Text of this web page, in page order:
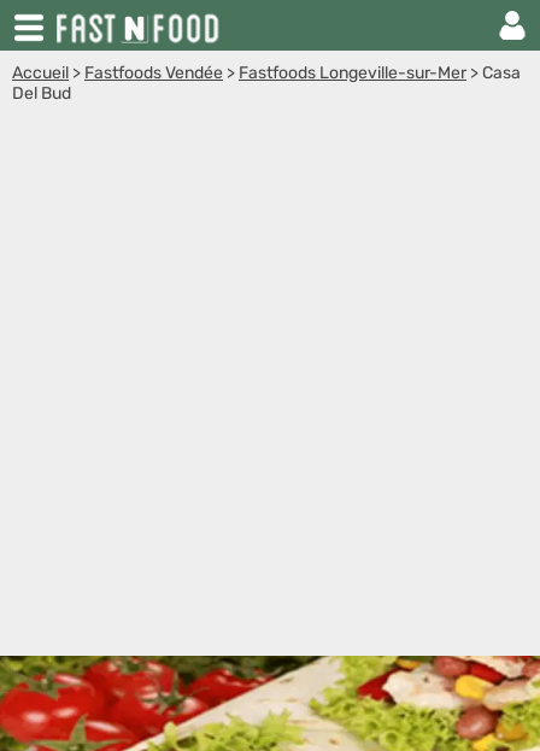
Accueil > Fastfoods Vendée > Fastfoods Longeville-sur-Mer >Casa
Del Bud